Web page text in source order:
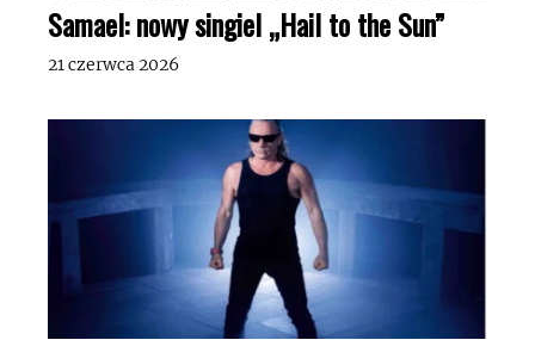
Samael: nowy singiel „Hail to the Sun”
21 czerwca 2026